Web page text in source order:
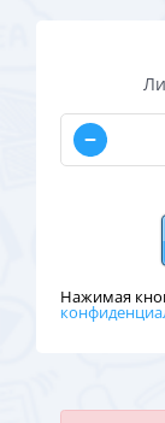
Убавить
Количество
Добавить
Нажимая